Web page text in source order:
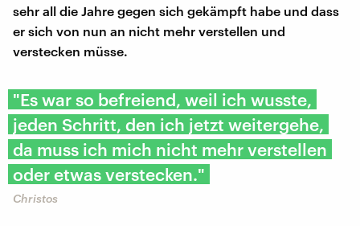
sehr all die Jahre gegen sich gekämpft habe und dass
er sich von nun an nicht mehr verstellen und
verstecken müsse.
"Es war so befreiend, weil ich wusste,
jeden Schritt, den ich jetzt weitergehe,
da muss ich mich nicht mehr verstellen
oder etwas verstecken."
Christos